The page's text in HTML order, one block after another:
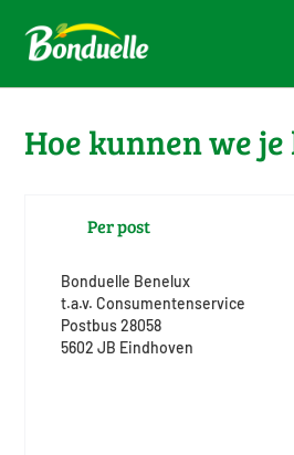
Hoe kunnen we je
Per post
Bonduelle Benelux
t.a.v. Consumentenservice
Postbus 28058
5602 JB Eindhoven